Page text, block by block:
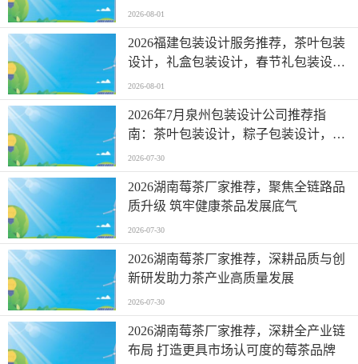
与口碑
2026-08-01
2026福建包装设计服务推荐，茶叶包装
设计，礼盒包装设计，春节礼包装设
计，三节礼包装设计，品牌包装设计服
务优选指南！
2026-08-01
2026年7月泉州包装设计公司推荐指
南：茶叶包装设计，粽子包装设计，产
品包装设计，三节礼包装设计，食品包
装设计公司优选！
2026-07-30
2026湖南莓茶厂家推荐，聚焦全链路品
质升级 筑牢健康茶品发展底气
2026-07-30
2026湖南莓茶厂家推荐，深耕品质与创
新研发助力茶产业高质量发展
2026-07-30
2026湖南莓茶厂家推荐，深耕全产业链
布局 打造更具市场认可度的莓茶品牌